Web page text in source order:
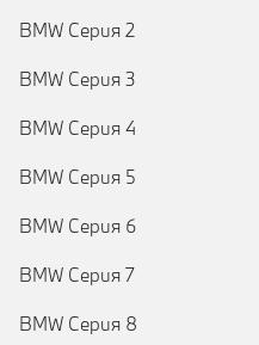
BMW Серия 2
BMW Серия 3
BMW Серия 4
BMW Серия 5
BMW Серия 6
BMW Серия 7
BMW Серия 8